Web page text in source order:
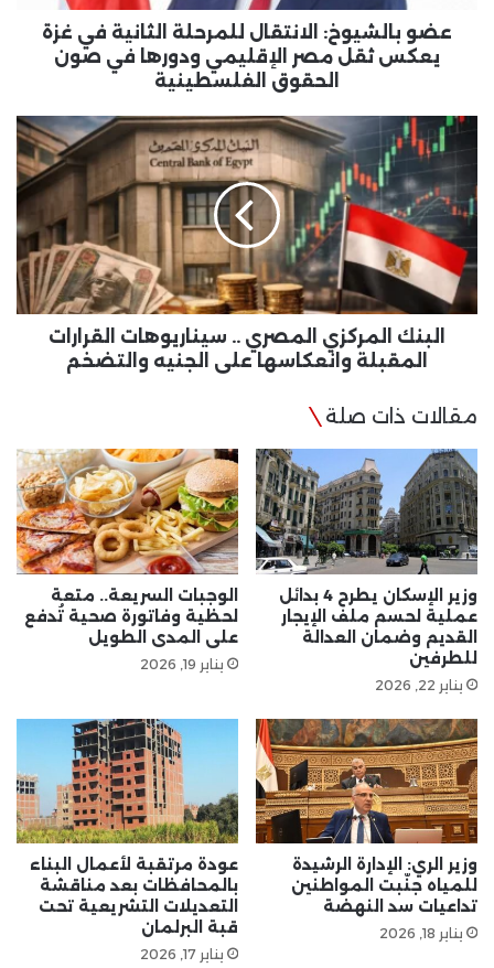
مصر
الإقليمي
صون
الحقوق
الفلسطينية
عضو بالشيوخ: الانتقال للمرحلة الثانية في غزة
يعكس ثقل مصر الإقليمي ودورها في صون
الحقوق الفلسطينية
البنك
المركزي
المصري
..
سيناريوهات
القرارات
المقبلة
وانعكاسها
على
والتضخم
البنك المركزي المصري .. سيناريوهات القرارات
المقبلة وانعكاسها على الجنيه والتضخم
مقالات ذات صلة
وزير الإسكان يطرح 4 بدائل
عملية لحسم ملف الإيجار
القديم وضمان العدالة
للطرفين
يناير 22, 2026
الوجبات السريعة.. متعة
لحظية وفاتورة صحية تُدفع
على المدى الطويل
يناير 19, 2026
وزير الري: الإدارة الرشيدة
للمياه جنّبت المواطنين
تداعيات سد النهضة
يناير 18, 2026
عودة مرتقبة لأعمال البناء
بالمحافظات بعد مناقشة
التعديلات التشريعية تحت
قبة البرلمان
يناير 17, 2026